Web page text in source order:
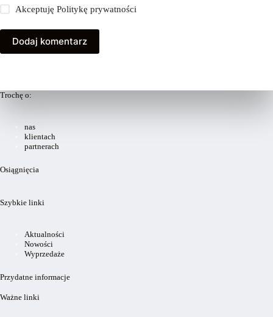
AkceptujęPolitykę prywatności
Dodaj komentarz
Trochę o:
nas
klientach
partnerach
Osiągnięcia
Szybkie linki
Aktualności
Nowości
Wyprzedaże
Przydatne informacje
Ważne linki